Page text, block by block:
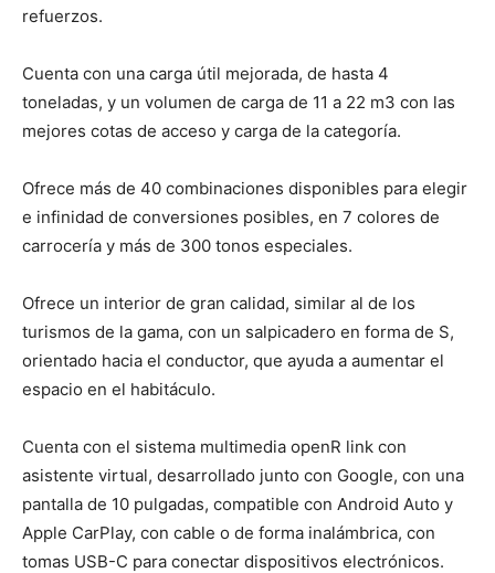
refuerzos.
Cuenta con una carga útil mejorada, de hasta 4
toneladas, y un volumen de carga de 11 a 22 m3 con las
mejores cotas de acceso y carga de la categoría.
Ofrece más de 40 combinaciones disponibles para elegir
e infinidad de conversiones posibles, en 7 colores de
carrocería y más de 300 tonos especiales.
Ofrece un interior de gran calidad, similar al de los
turismos de la gama, con un salpicadero en forma de S,
orientado hacia el conductor, que ayuda a aumentar el
espacio en el habitáculo.
Cuenta con el sistema multimedia openR link con
asistente virtual, desarrollado junto con Google, con una
pantalla de 10 pulgadas, compatible con Android Auto y
Apple CarPlay, con cable o de forma inalámbrica, con
tomas USB-C para conectar dispositivos electrónicos.